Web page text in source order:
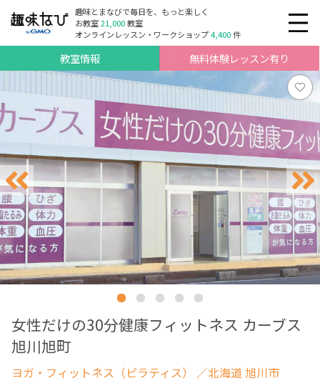
趣味とまなびで毎日を、もっと楽しく
お教室21,000教室
オンラインレッスン・ワークショップ4,400件
教室情報 無料体験レッスン有り
女性だけの30分健康フィットネス カーブス
旭川旭町
ヨガ・フィットネス（ピラティス） ／北海道 旭川市